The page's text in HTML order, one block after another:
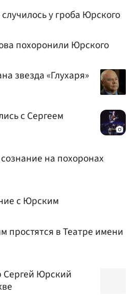
у гроба Юрского
похоронили Юрского
звезда «Глухаря»
с Сергеем
на похоронах
с Юрским
простятся в Театре имени
Сергей Юрский